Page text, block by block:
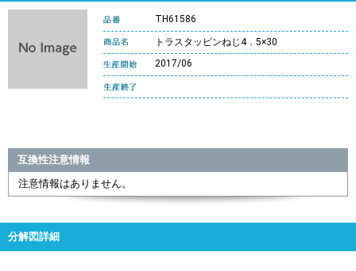
TH61586
トラスタッピンねじ4．5×30
2017/06
互換性注意情報
注意情報はありません。
分解図詳細